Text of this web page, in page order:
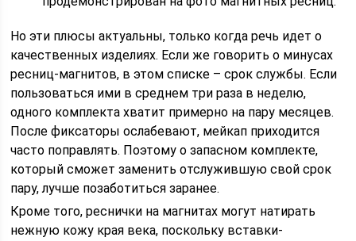
Но эти плюсы актуальны, только когда речь идет о
качественных изделиях. Если же говорить о минусах
ресниц-магнитов, в этом списке – срок службы. Если
пользоваться ими в среднем три раза в неделю,
одного комплекта хватит примерно на пару месяцев.
После фиксаторы ослабевают, мейкап приходится
часто поправлять. Поэтому о запасном комплекте,
который сможет заменить отслужившую свой срок
пару, лучше позаботиться заранее.
Кроме того, реснички на магнитах могут натирать
нежную кожу края века, поскольку вставки-